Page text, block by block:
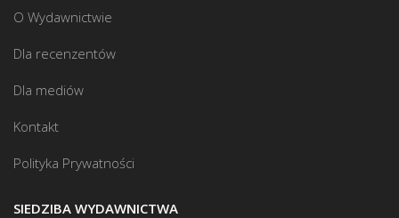
O Wydawnictwie
Dla recenzentów
Dla mediów
Kontakt
Polityka Prywatności
SIEDZIBA WYDAWNICTWA